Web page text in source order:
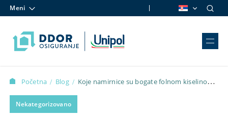
Meni
Početna / Blog / Koje namirnice su bogate folnom kiselinom i
kako ih uvrstiti u ishranu
Nekategorizovano